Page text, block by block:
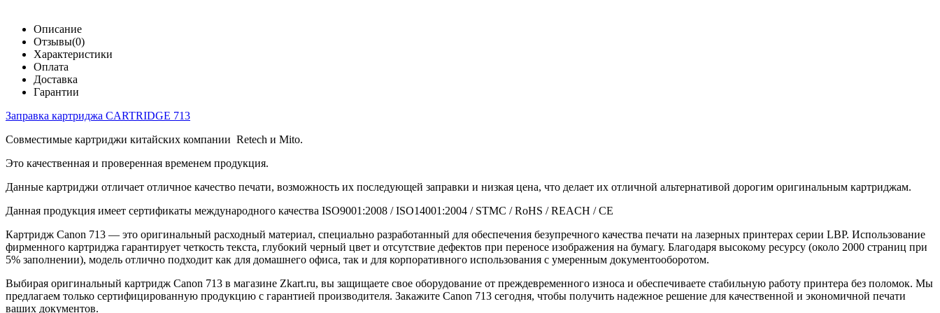
Описание
Отзывы(0)
Характеристики
Оплата
Доставка
Гарантии
Заправка картриджа CARTRIDGE 713
Совместимые картриджи китайских компании Retech и Mito.
Это качественная и проверенная временем продукция.
Данные картриджи отличает отличное качество печати, возможность их последующей заправки и низкая цена, что делает их отличной альтернативой дорогим оригинальным картриджам.
Данная продукция имеет сертификаты международного качества ISO9001:2008 / ISO14001:2004 / STMC / RoHS / REACH / CE
Картридж Canon 713 — это оригинальный расходный материал, специально разработанный для обеспечения безупречного качества печати на лазерных принтерах серии LBP. Использование
фирменного картриджа гарантирует четкость текста, глубокий черный цвет и отсутствие дефектов при переносе изображения на бумагу. Благодаря высокому ресурсу (около 2000 страниц при
5% заполнении), модель отлично подходит как для домашнего офиса, так и для корпоративного использования с умеренным документооборотом.
Выбирая оригинальный картридж Canon 713 в магазине Zkart.ru, вы защищаете свое оборудование от преждевременного износа и обеспечиваете стабильную работу принтера без поломок. Мы
предлагаем только сертифицированную продукцию с гарантией производителя. Закажите Canon 713 сегодня, чтобы получить надежное решение для качественной и экономичной печати
ваших документов.